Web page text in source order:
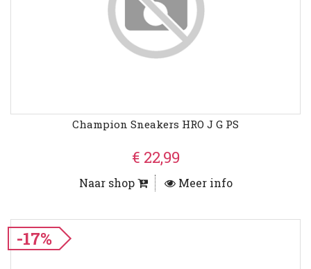
Champion Sneakers HRO J G PS
€ 22,99
Naar shop Meer info
-17%